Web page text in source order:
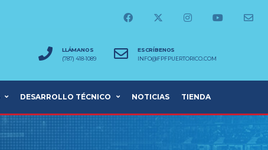
LLÁMANOS
(787) 418-1089
ESCRÍBENOS
INFO@FPFPUERTORICO.COM
DESARROLLO TÉCNICO NOTICIAS TIENDA